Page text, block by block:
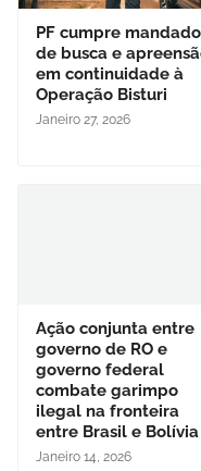
PF cumpre
de busca e
em continuidade à
Operação Bisturi
Janeiro 27, 2026
Ação conjunta entre
governo de RO e
governo federal
combate garimpo
ilegal na fronteira
entre Brasil e Bolívia
Janeiro 14, 2026